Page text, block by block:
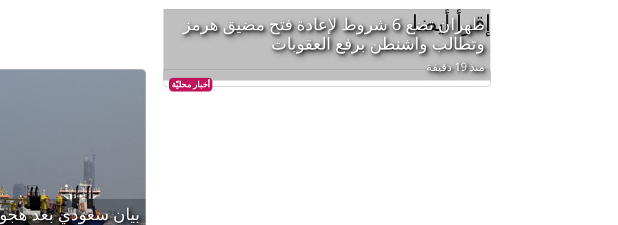
إقرأ أيضا
أخبار محليّة
طهران تضع 6 شروط لإعادة فتح مضيق هرمز
وتطالب واشنطن برفع العقوبات
منذ 19 دقيقة
بيان سعودي بعد